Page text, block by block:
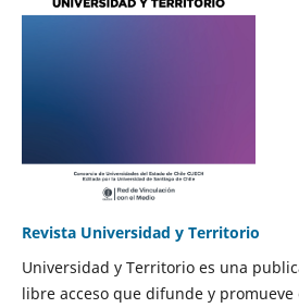
Revista Universidad y Territorio
Universidad y Territorio es una
libre acceso que difunde y